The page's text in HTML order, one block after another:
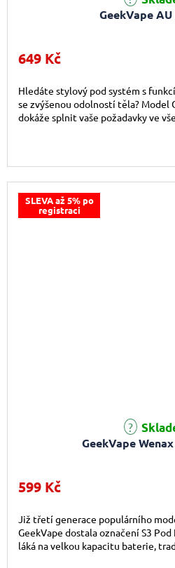
GeekVape
649 Kč
Hledáte stylový pod systém s
se zvýšenou odolností těla? Model
dokáže splnit vaše požadavky ve
SLEVA až 5% po
registraci
GeekVape
Průměrné hodnocení produktu je
599 Kč
Již třetí generace populárního
GeekVape dostala označení S3
láká na velkou kapacitu baterie,